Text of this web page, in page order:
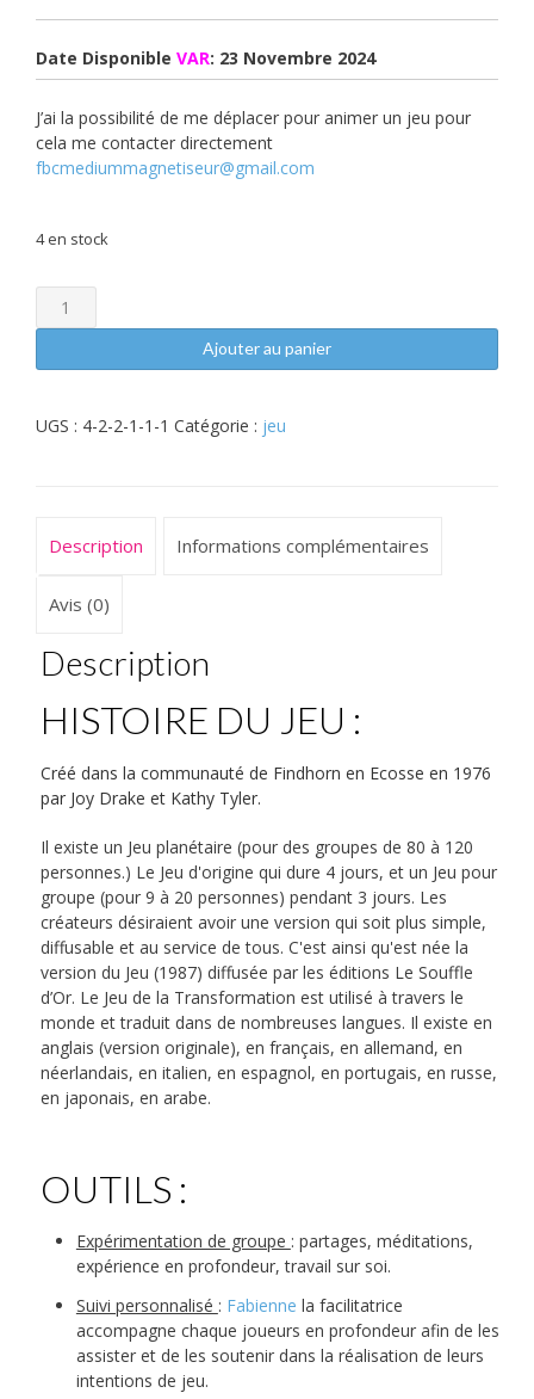
Date Disponible VAR: 23 Novembre 2024
J’ai la possibilité de me déplacer pour animer un jeu pour
cela me contacter directement
fbcmediummagnetiseur@gmail.com
4 en stock
quantité
de
de
Transformation
Ajouter au panier
UGS : 4-2-2-1-1-1 Catégorie : jeu
Description Informations complémentaires
Avis (0)
Description
HISTOIRE DU JEU :
Créé dans la communauté de Findhorn en Ecosse en 1976
par Joy Drake et Kathy Tyler.
Il existe un Jeu planétaire (pour des groupes de 80 à 120
personnes.) Le Jeu d'origine qui dure 4 jours, et un Jeu pour
groupe (pour 9 à 20 personnes) pendant 3 jours. Les
créateurs désiraient avoir une version qui soit plus simple,
diffusable et au service de tous. C'est ainsi qu'est née la
version du Jeu (1987) diffusée par les éditions Le Souffle
d’Or. Le Jeu de la Transformation est utilisé à travers le
monde et traduit dans de nombreuses langues. Il existe en
anglais (version originale), en français, en allemand, en
néerlandais, en italien, en espagnol, en portugais, en russe,
en japonais, en arabe.
OUTILS :
Expérimentation de groupe : partages, méditations,
expérience en profondeur, travail sur soi.
Suivi personnalisé : Fabienne la facilitatrice
accompagne chaque joueurs en profondeur afin de les
assister et de les soutenir dans la réalisation de leurs
intentions de jeu.